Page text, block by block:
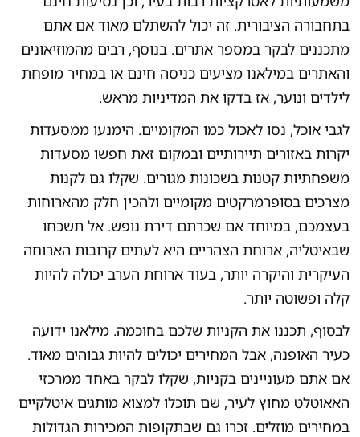
בתחבורה הציבורית. זה יכול להשתלם מאוד אם אתם
מתכננים לבקר במספר אתרים. בנוסף, רבים מהמוזיאונים
והאתרים במילאנו מציעים כניסה חינם או במחיר מופחת
לילדים ונוער, אז בדקו את המדיניות מראש.
לגבי אוכל, נסו לאכול כמו המקומיים. הימנעו ממסעדות
יקרות באזורים תיירותיים ובמקום זאת חפשו מסעדות
משפחתיות קטנות בשכונות מגורים. שקלו גם לקנות
מצרכים בסופרמרקטים מקומיים ולהכין חלק מהארוחות
בעצמכם, במיוחד אם שכרתם דירת נופש. אל תשכחו
שבאיטליה, ארוחת הצהריים היא לעתים קרובות הארוחה
העיקרית והיקרה יותר, בעוד ארוחת הערב יכולה להיות
קלה ופשוטה יותר.
לבסוף, תכננו את הקניות שלכם בחוכמה. מילאנו ידועה
כעיר האופנה, אבל המחירים יכולים להיות גבוהים מאוד.
אם אתם מעוניינים בקניות, שקלו לבקר באחד ממרכזי
האאוטלט מחוץ לעיר, שם תוכלו למצוא מותגים איטלקיים
במחירים מוזלים. זכרו גם שבתקופות המכירות הגדולות